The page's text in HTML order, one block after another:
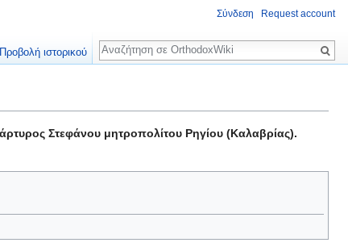
Στεφάνου μητροπολίτου Ρηγίου (Καλαβρίας).
Σύνδεση Request account
Προβολή ιστορικού
Αναζήτηση